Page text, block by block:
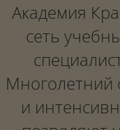
Академия
сеть
Многолетний
и